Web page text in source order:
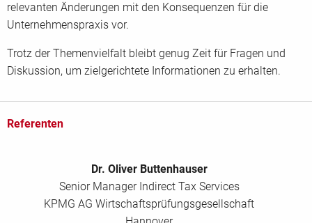
relevanten Änderungen mit den Konsequenzen für die
Unternehmenspraxis vor.
Trotz der Themenvielfalt bleibt genug Zeit für Fragen und
Diskussion, um zielgerichtete Informationen zu erhalten.
Referenten
Dr. Oliver Buttenhauser
Senior Manager Indirect Tax Services
KPMG AG Wirtschaftsprüfungsgesellschaft